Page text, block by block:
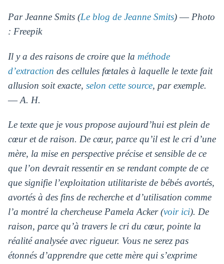
Par Jeanne Smits (Le blog de Jeanne Smits) ― Photo
: Freepik
Il y a des raisons de croire que la méthode
d’extraction des cellules fœtales à laquelle le texte fait
allusion soit exacte, selon cette source, par exemple.
― A. H.
Le texte que je vous propose aujourd’hui est plein de
cœur et de raison. De cœur, parce qu’il est le cri d’une
mère, la mise en perspective précise et sensible de ce
que l’on devrait ressentir en se rendant compte de ce
que signifie l’exploitation utilitariste de bébés avortés,
avortés à des fins de recherche et d’utilisation comme
l’a montré la chercheuse Pamela Acker (voir ici). De
raison, parce qu’à travers le cri du cœur, pointe la
réalité analysée avec rigueur. Vous ne serez pas
étonnés d’apprendre que cette mère qui s’exprime